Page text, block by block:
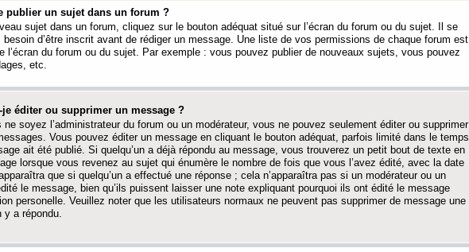
publier un sujet dans un forum ?
sujet dans un forum, cliquez sur le bouton adéquat situé sur l’écran du forum ou du sujet. Il se
d’être inscrit avant de rédiger un message. Une liste de vos permissions de chaque forum est
l’écran du forum ou du sujet. Par exemple : vous pouvez publier de nouveaux sujets, vous pouvez
etc.
éditer ou supprimer un message ?
soyez l’administrateur du forum ou un modérateur, vous ne pouvez seulement éditer ou supprimer
Vous pouvez éditer un message en cliquant le bouton adéquat, parfois limité dans le temps
ait été publié. Si quelqu’un a déjà répondu au message, vous trouverez un petit bout de texte en
lorsque vous revenez au sujet qui énumère le nombre de fois que vous l’avez édité, avec la date
que si quelqu’un a effectué une réponse ; cela n’apparaîtra pas si un modérateur ou un
le message, bien qu’ils puissent laisser une note expliquant pourquoi ils ont édité le message
personelle. Veuillez noter que les utilisateurs normaux ne peuvent pas supprimer de message une
y a répondu.